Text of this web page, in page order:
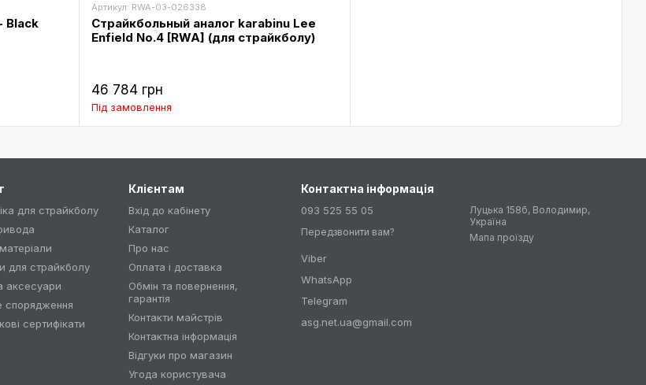
Black
Артикул: RWA-03-026338
Страйкбольный аналог karabinu Lee
Enfield No.4 [RWA] (для страйкболу)
46 784 грн
Під замовлення
для страйкболу
для страйкболу
аксесуари
спорядження
сертифікати
Клієнтам
Вхід до кабінету
Каталог
Про нас
Оплата і доставка
Обмін та повернення,
гарантія
Контакти майстрів
Контактна інформація
Відгуки про магазин
Угода користувача
Контактна інформація
093 525 55 05
Передзвонити вам?
Viber
WhatsApp
Telegram
asg.net.ua@gmail.com
Луцька 158б, Володимир,
Україна
Мапа проїзду